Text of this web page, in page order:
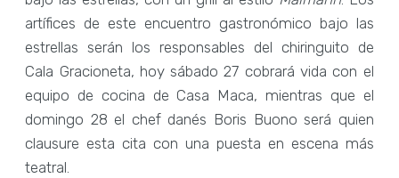
artífices de este encuentro gastronómico bajo las
estrellas serán los responsables del chiringuito de
Cala Gracioneta, hoy sábado 27 cobrará vida con el
equipo de cocina de Casa Maca, mientras que el
domingo 28 el chef danés Boris Buono será quien
clausure esta cita con una puesta en escena más
teatral.